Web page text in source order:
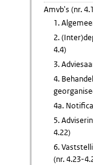
Amvb's (nr.
1.
2.
4.4)
3.
4.
4a.
5.
4.22)
6.
(nr. 4.23-